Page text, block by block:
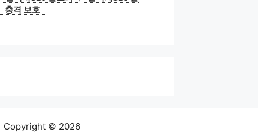
충격 보호
Copyright © 2026